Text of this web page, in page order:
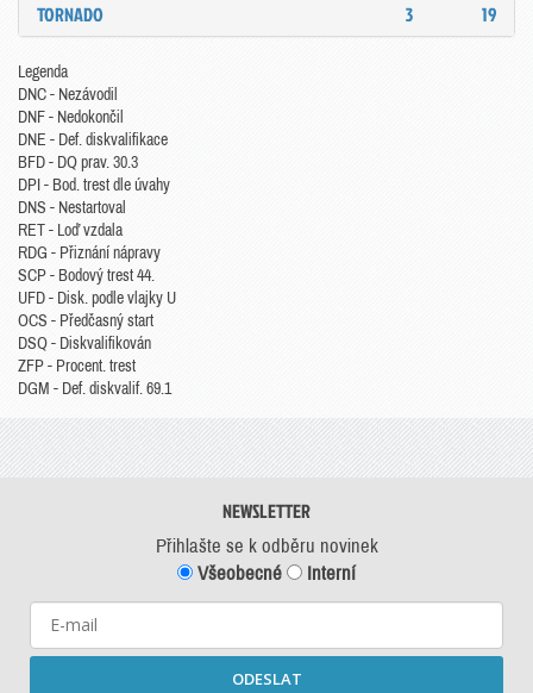
TORNADO 3 19
Legenda
DNC - Nezávodil
DNF - Nedokončil
DNE - Def. diskvalifikace
BFD - DQ prav. 30.3
DPI - Bod. trest dle úvahy
DNS - Nestartoval
RET - Loď vzdala
RDG - Přiznání nápravy
SCP - Bodový trest 44.
UFD - Disk. podle vlajky U
OCS - Předčasný start
DSQ - Diskvalifikován
ZFP - Procent. trest
DGM - Def. diskvalif. 69.1
NEWSLETTER
Přihlašte se k odběru novinek
Všeobecné
Interní
ODESLAT